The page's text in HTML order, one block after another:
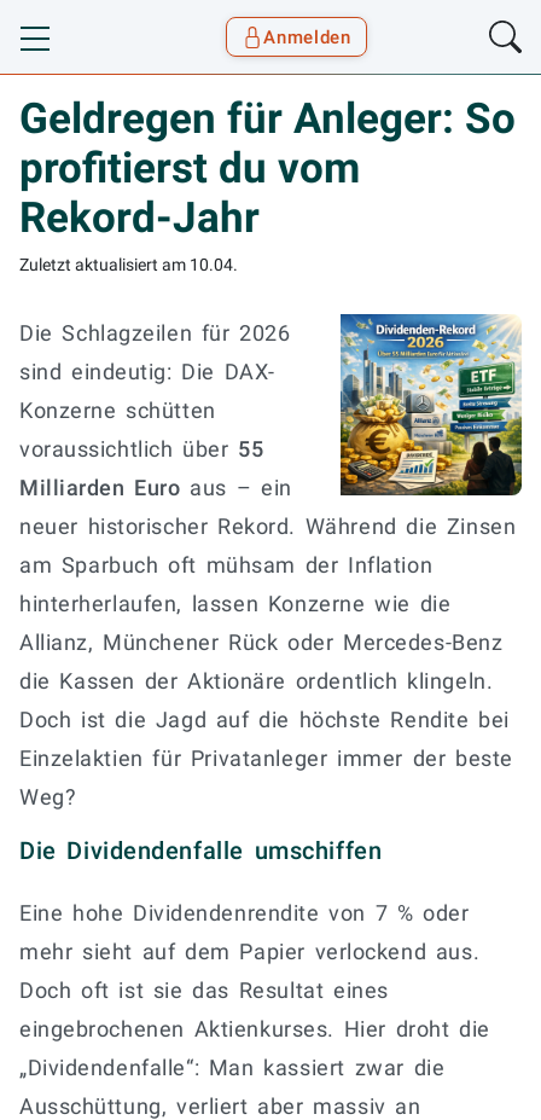
Toggle navigation
Anmelden
Geldregen für Anleger: So
profitierst du vom
Rekord-Jahr
Zuletzt aktualisiert am 10.04.
Die Schlagzeilen für 2026
sind eindeutig: Die DAX-
Konzerne schütten
voraussichtlich über 55
Milliarden Euro aus – ein
neuer historischer Rekord. Während die Zinsen
am Sparbuch oft mühsam der Inflation
hinterherlaufen, lassen Konzerne wie die
Allianz, Münchener Rück oder Mercedes-Benz
die Kassen der Aktionäre ordentlich klingeln.
Doch ist die Jagd auf die höchste Rendite bei
Einzelaktien für Privatanleger immer der beste
Weg?
Die Dividendenfalle umschiffen
Eine hohe Dividendenrendite von 7 % oder
mehr sieht auf dem Papier verlockend aus.
Doch oft ist sie das Resultat eines
eingebrochenen Aktienkurses. Hier droht die
„Dividendenfalle“: Man kassiert zwar die
Ausschüttung, verliert aber massiv an